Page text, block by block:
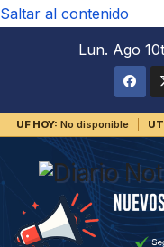
Saltar al contenido
Lun. Ago
UF HOY: No disponible